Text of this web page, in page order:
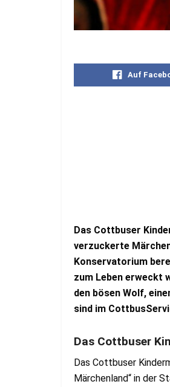
Auf
Das Cottbuser
verzuckerte
Konservatorium
zum Leben erweckt
den bösen Wolf,
sind im
Das Cottbuser
Das Cottbuser
Märchenland“ in der